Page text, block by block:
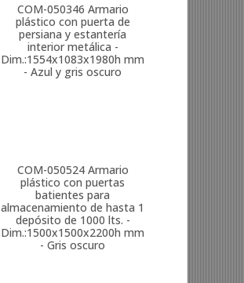
COM-050346 Armario
plástico con puerta de
persiana y estantería
interior metálica -
Dim.:1554x1083x1980h mm
- Azul y gris oscuro
COM-050524 Armario
plástico con puertas
batientes para
almacenamiento de hasta 1
depósito de 1000 lts. -
Dim.:1500x1500x2200h mm
- Gris oscuro